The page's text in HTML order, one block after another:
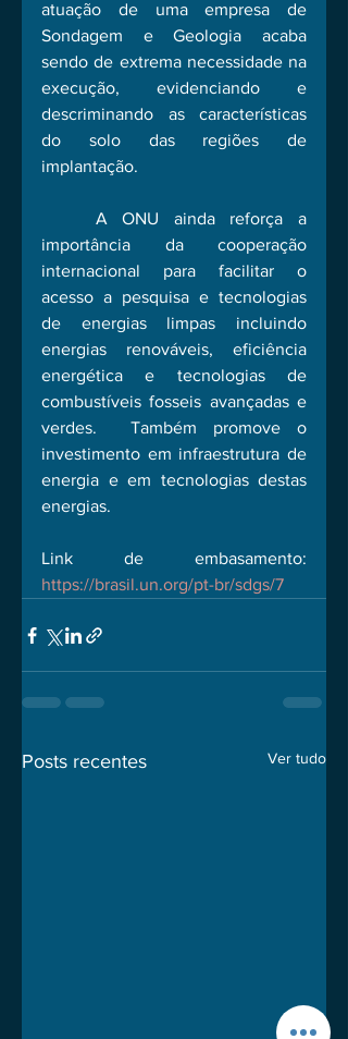
atuação de uma empresa de
Sondagem e Geologia acaba
sendo de extrema necessidade na
execução, evidenciando e
descriminando as características
do solo das regiões de
implantação.
importância da cooperação
internacional para facilitar o
acesso a pesquisa e tecnologias
de energias limpas incluindo
energias renováveis, eficiência
energética e tecnologias de
combustíveis fosseis avançadas e
verdes.  Também promove o
investimento em infraestrutura de
energia e em tecnologias destas
energias.
https://brasil.un.org/pt-br/sdgs/7
Posts recentes Ver tudo